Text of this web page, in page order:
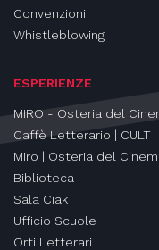
Convenzioni
Whistleblowing
ESPERIENZE
MIRO - Osteria del
Caffè Letterario | CULT
Miro | Osteria del
Biblioteca
Sala Ciak
Ufficio Scuole
Orti Letterari